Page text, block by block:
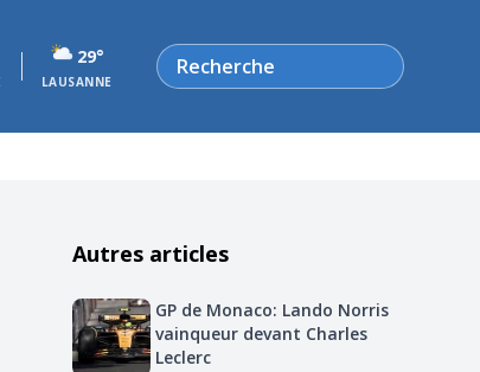
29°
LAUSANNE
Rechercher
Autres articles
GP de Monaco: Lando Norris
vainqueur devant Charles
Leclerc